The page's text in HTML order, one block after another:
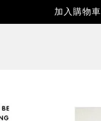
加入購物車